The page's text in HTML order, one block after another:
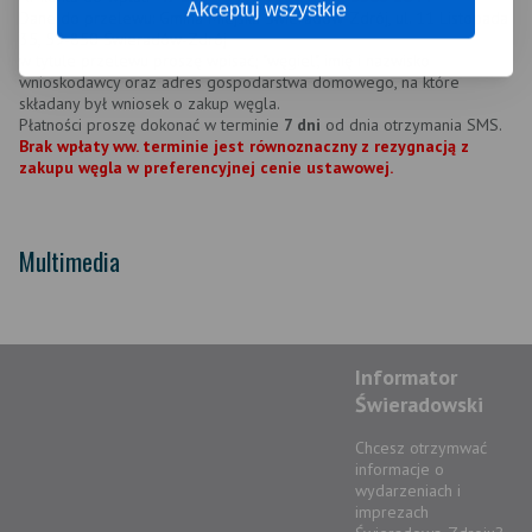
Akceptuj wszystkie
Dane do przelewu: Gmina Miejska Świeradów-Zdrój, ul. 11 Listopada
35, 59-850 Świeradów-Zdrój
wnioskodawcy oraz adres gospodarstwa domowego, na które
składany był wniosek o zakup węgla.
Płatności proszę dokonać w terminie 7 dni od dnia otrzymania SMS.
Brak wpłaty ww. terminie jest równoznaczny z rezygnacją z
zakupu węgla w preferencyjnej cenie ustawowej.
Multimedia
Informator
Świeradowski
Chcesz otrzymwać
informacje o
wydarzeniach i
imprezach